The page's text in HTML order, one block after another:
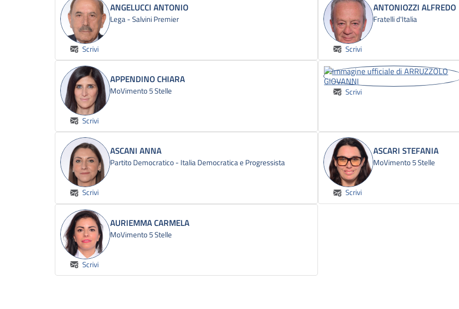
Scrivi
ANGELUCCI ANTONIO
Lega - Salvini Premier
Scrivi
ANTONIOZZI ALFREDO
Fratelli d'Italia
Scrivi
APPENDINO CHIARA
MoVimento 5 Stelle Scrivi
Scrivi
ASCANI ANNA
Partito Democratico - Italia Democratica e Progressista
Scrivi
ASCARI STEFANIA
MoVimento 5 Stelle
Scrivi
AURIEMMA CARMELA
MoVimento 5 Stelle